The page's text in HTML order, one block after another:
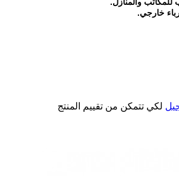
والمنازل.
خارجي.
لكي تتمكن من تقييم المنتج